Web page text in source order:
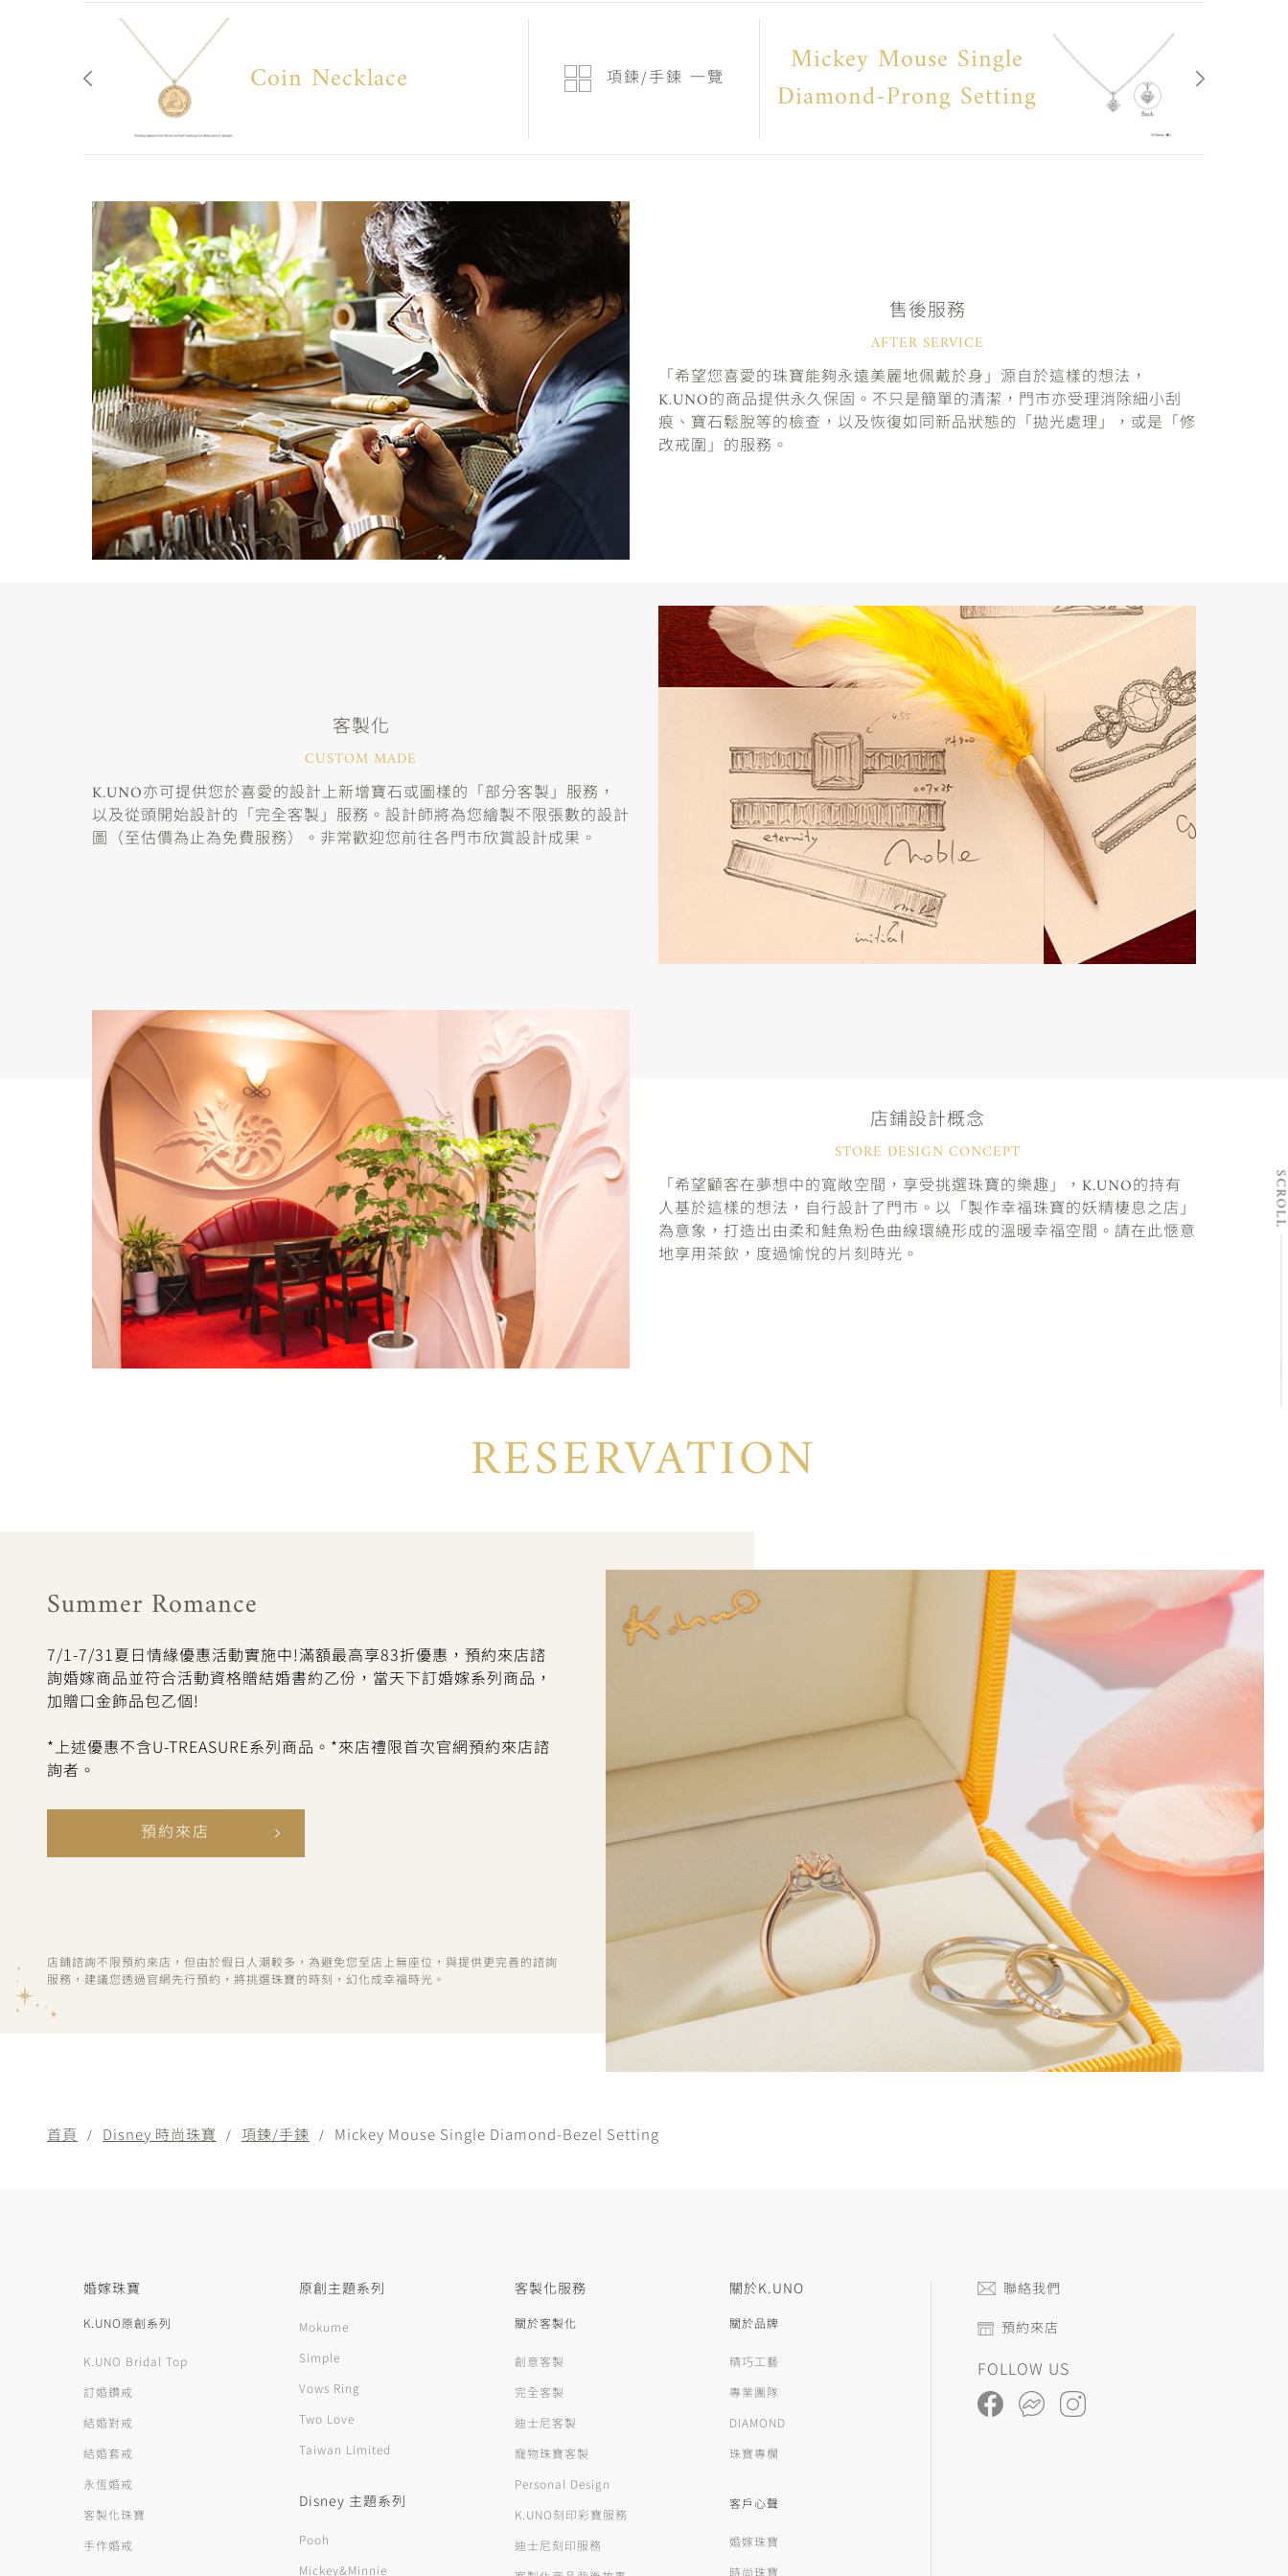
Coin Necklace 項鍊/手鍊 一覽
Mickey Mouse Single
Diamond-Prong Setting
售後服務
AFTER SERVICE
「希望您喜愛的珠寶能夠永遠美麗地佩戴於身」源自於這樣的想法，
K.UNO的商品提供永久保固。不只是簡單的清潔，門市亦受理消除細小刮
痕、寶石鬆脫等的檢查，以及恢復如同新品狀態的「拋光處理」，或是「修
改戒圍」的服務。
客製化
CUSTOM MADE
K.UNO亦可提供您於喜愛的設計上新增寶石或圖樣的「部分客製」服務，
以及從頭開始設計的「完全客製」服務。設計師將為您繪製不限張數的設計
圖（至估價為止為免費服務）。非常歡迎您前往各門市欣賞設計成果。
店鋪設計概念
STORE DESIGN CONCEPT
「希望顧客在夢想中的寬敞空間，享受挑選珠寶的樂趣」，K.UNO的持有
人基於這樣的想法，自行設計了門市。以「製作幸福珠寶的妖精棲息之店」
為意象，打造出由柔和鮭魚粉色曲線環繞形成的溫暖幸福空間。請在此愜意
地享用茶飲，度過愉悅的片刻時光。
RESERVATION
Summer Romance
7/1-7/31夏日情緣優惠活動實施中!滿額最高享83折優惠，預約來店諮
詢婚嫁商品並符合活動資格贈結婚書約乙份，當天下訂婚嫁系列商品，
加贈口金飾品包乙個!
*上述優惠不含U-TREASURE系列商品。*來店禮限首次官網預約來店諮
詢者。
預約來店
店鋪諮詢不限預約來店，但由於假日人潮較多，為避免您至店上無座位，與提供更完善的諮詢
服務，建議您透過官網先行預約，將挑選珠寶的時刻，幻化成幸福時光。
首頁 Disney 時尚珠寶 項鍊/手鍊 Mickey Mouse Single Diamond-Bezel Setting
婚嫁珠寶
K.UNO原創系列
K.UNO Bridal Top
訂婚鑽戒
結婚對戒
結婚套戒
永恆婚戒
客製化珠寶
手作婚戒
原創主題系列
Mokume
Simple
Vows Ring
Two Love
Taiwan Limited
Disney 主題系列
Pooh
Mickey&Minnie
客製化服務
關於客製化
創意客製
完全客製
迪士尼客製
寵物珠寶客製
Personal Design
K.UNO刻印彩寶服務
迪士尼刻印服務
關於K.UNO
關於品牌
精巧工藝
專業團隊
DIAMOND
珠寶專欄
客戶心聲
婚嫁珠寶
時尚珠寶
聯絡我們
預約來店
FOLLOW US